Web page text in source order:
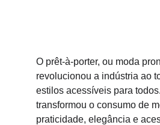
O prêt-à-porter, ou moda
revolucionou a indústria ao
estilos acessíveis para
transformou o consumo de
praticidade, elegância e